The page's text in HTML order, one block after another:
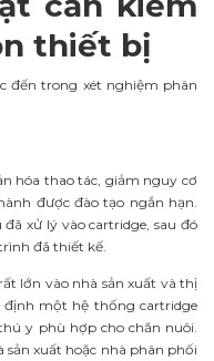
thiết bị
đến trong xét nghiệm phân
hóa thao tác, giảm nguy cơ
được đào tạo ngắn hạn.
xử lý vào cartridge, sau đó
đã thiết kế.
lớn vào nhà sản xuất và thị
định một hệ thống cartridge
y phù hợp cho chăn nuôi.
sản xuất hoặc nhà phân phối